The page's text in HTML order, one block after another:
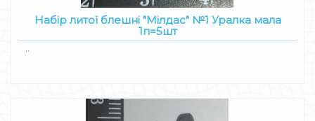
Набір литої блешні "Мілдас" №1 Уралка мала
1п=5шт
..